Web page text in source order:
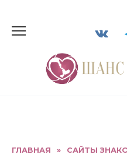
ГЛАВНАЯ » САЙТЫ